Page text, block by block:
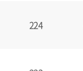
224